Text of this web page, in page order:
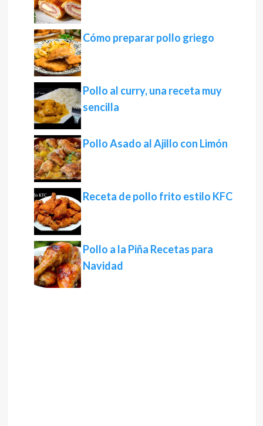
Cómo preparar pollo griego
Pollo al curry, una receta muy
sencilla
Pollo Asado al Ajillo con Limón
Receta de pollo frito estilo KFC
Pollo a la Piña Recetas para
Navidad